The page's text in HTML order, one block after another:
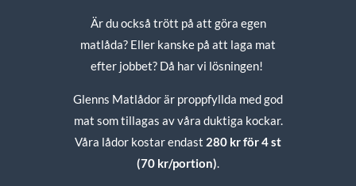
Är du också trött på att göra egen
matlåda? Eller kanske på att laga mat
efter jobbet? Då har vi lösningen!
Glenns Matlådor är proppfyllda med god
mat som tillagas av våra duktiga kockar.
Våra lådor kostar endast 280 kr för 4 st
(70 kr/portion).